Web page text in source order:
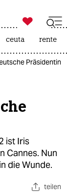

taz zahl ich
ceuta rente
Präsidentin
ist Iris
Cannes. Nun
die Wunde.
teilen